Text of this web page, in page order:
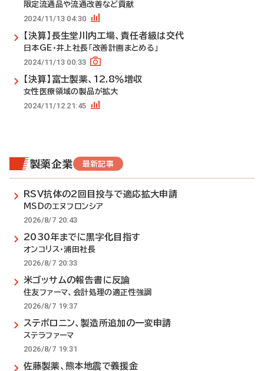
限定流通品や流通改善など貢献
2024/11/13 04:30
【決算】長生堂川内工場、責任者級は交代
日本GE・井上社長「改善計画まとめる」
2024/11/13 00:33
【決算】富士製薬、12.8％増収
女性医療領域の製品が拡大
2024/11/12 21:45
製薬企業 最新記事
RSV抗体の2回目投与で適応拡大申請
MSDのエヌフロンシア
2026/8/7 20:43
2030年までに黒字化目指す
オンコリス・浦田社長
2026/8/7 20:33
米ゴッサムの報告書に反論
住友ファーマ、会計処理の適正性強調
2026/8/7 19:37
ステボロニン、製造所追加の一変申請
ステラファーマ
2026/8/7 19:31
佐藤製薬、熊本地震で義援金